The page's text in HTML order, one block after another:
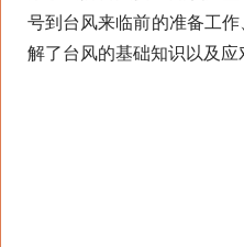
号到台风来临前的准备工
解了台风的基础知识以及